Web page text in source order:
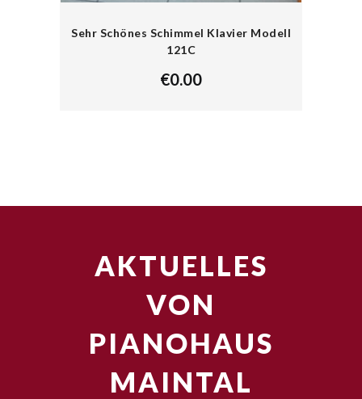
Sehr Schönes Schimmel Klavier Modell
121C
€0.00
AKTUELLES
VON
PIANOHAUS
MAINTAL